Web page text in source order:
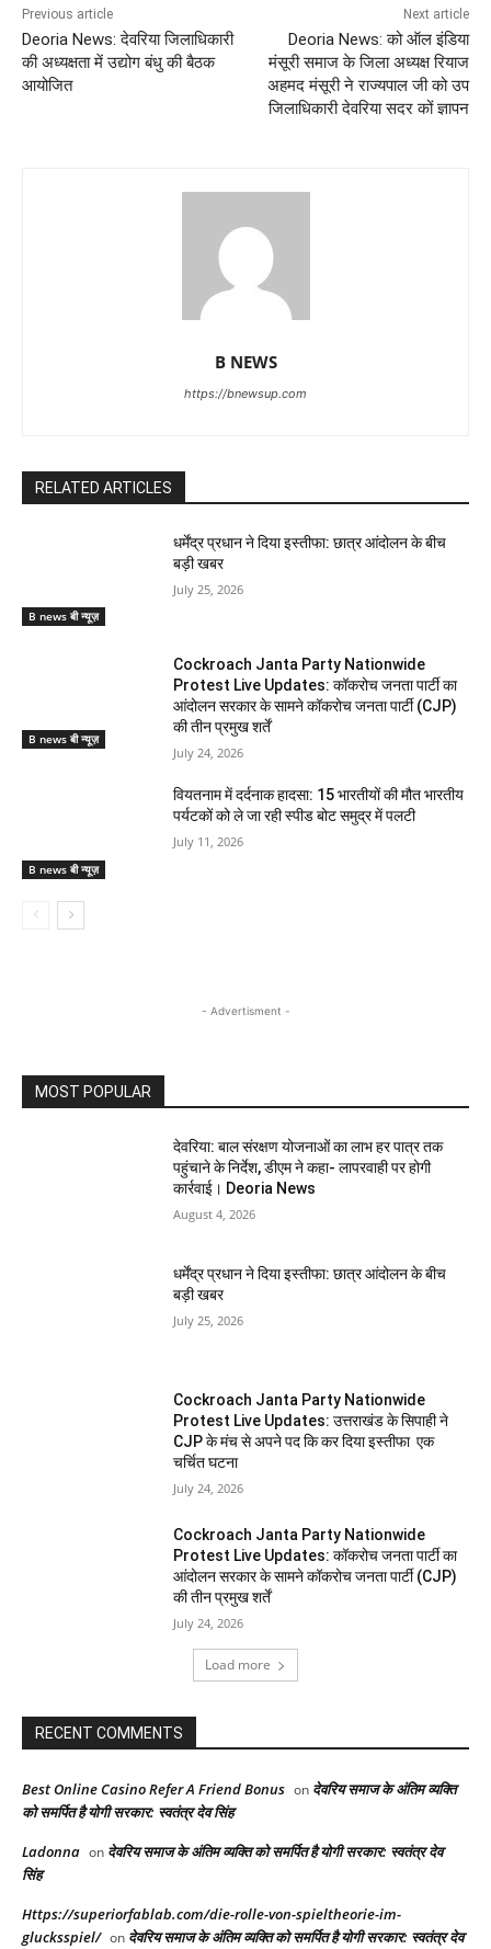
Previous article
Deoria News: देवरिया जिलाधिकारी
की अध्यक्षता में उद्योग बंधु की बैठक
आयोजित
Next article
Deoria News: को ऑल इंडिया
मंसूरी समाज के जिला अध्यक्ष रियाज
अहमद मंसूरी ने राज्यपाल जी को उप
जिलाधिकारी देवरिया सदर कों ज्ञापन
B NEWS
https://bnewsup.com
RELATED ARTICLES
B news बी न्यूज़
धर्मेंद्र प्रधान ने दिया इस्तीफा: छात्र आंदोलन के बीच
बड़ी खबर
July 25, 2026
B news बी न्यूज़
Cockroach Janta Party Nationwide
Protest Live Updates: कॉकरोच जनता पार्टी का
आंदोलन सरकार के सामने कॉकरोच जनता पार्टी (CJP)
की तीन प्रमुख शर्तें
July 24, 2026
B news बी न्यूज़
वियतनाम में दर्दनाक हादसा: 15 भारतीयों की मौत भारतीय
पर्यटकों को ले जा रही स्पीड बोट समुद्र में पलटी
July 11, 2026
- Advertisment -
MOST POPULAR
देवरिया: बाल संरक्षण योजनाओं का लाभ हर पात्र तक
पहुंचाने के निर्देश, डीएम ने कहा- लापरवाही पर होगी
कार्रवाई। Deoria News
August 4, 2026
धर्मेंद्र प्रधान ने दिया इस्तीफा: छात्र आंदोलन के बीच
बड़ी खबर
July 25, 2026
Cockroach Janta Party Nationwide
Protest Live Updates: उत्तराखंड के सिपाही ने
CJP के मंच से अपने पद कि कर दिया इस्तीफा एक
चर्चित घटना
July 24, 2026
Cockroach Janta Party Nationwide
Protest Live Updates: कॉकरोच जनता पार्टी का
आंदोलन सरकार के सामने कॉकरोच जनता पार्टी (CJP)
की तीन प्रमुख शर्तें
July 24, 2026
Load more
RECENT COMMENTS
Best Online Casino Refer A Friend Bonus on देवरिय समाज के अंतिम व्यक्ति
को समर्पित है योगी सरकार: स्वतंत्र देव सिंह
Ladonna on देवरिय समाज के अंतिम व्यक्ति को समर्पित है योगी सरकार: स्वतंत्र देव
सिंह
Https://superiorfablab.com/die-rolle-von-spieltheorie-im-
glucksspiel/ on देवरिय समाज के अंतिम व्यक्ति को समर्पित है योगी सरकार: स्वतंत्र देव